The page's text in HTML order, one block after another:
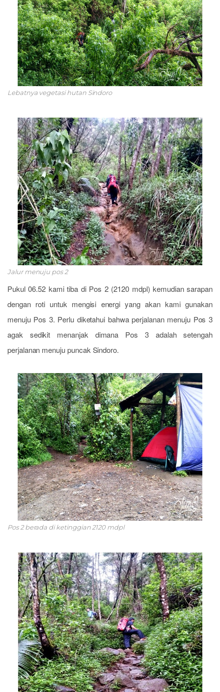
Lebatnya vegetasi hutan Sindoro
Jalur menuju pos 2
Pukul 06.52 kami tiba di Pos 2 (2120 mdpl) kemudian sarapan
dengan roti untuk mengisi energi yang akan kami gunakan
menuju Pos 3. Perlu diketahui bahwa perjalanan menuju Pos 3
agak sedikit menanjak dimana Pos 3 adalah setengah
perjalanan menuju puncak Sindoro.
Pos 2 berada di ketinggian 2120 mdpl